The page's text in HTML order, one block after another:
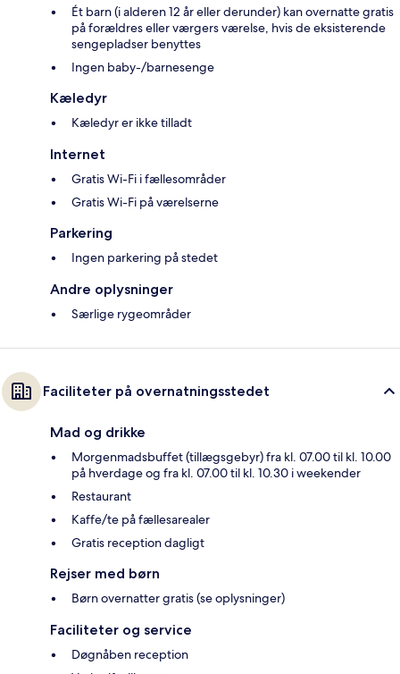
Ét barn (i alderen 12 år eller derunder) kan overnatte gratis
på forældres eller værgers værelse, hvis de eksisterende
sengepladser benyttes
Ingen baby-/barnesenge
Kæledyr
Kæledyr er ikke tilladt
Internet
Gratis Wi-Fi i fællesområder
Gratis Wi-Fi på værelserne
Parkering
Ingen parkering på stedet
Andre oplysninger
Særlige rygeområder
Faciliteter på overnatningsstedet
Mad og drikke
Morgenmadsbuffet (tillægsgebyr) fra kl. 07.00 til kl. 10.00
på hverdage og fra kl. 07.00 til kl. 10.30 i weekender
Restaurant
Kaffe/te på fællesarealer
Gratis reception dagligt
Rejser med børn
Børn overnatter gratis (se oplysninger)
Faciliteter og service
Døgnåben reception